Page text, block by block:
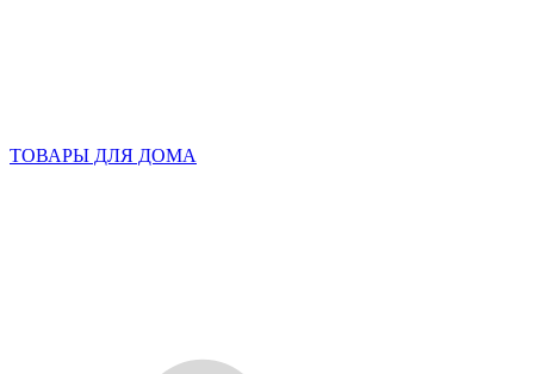
ТОВАРЫ ДЛЯ ДОМА